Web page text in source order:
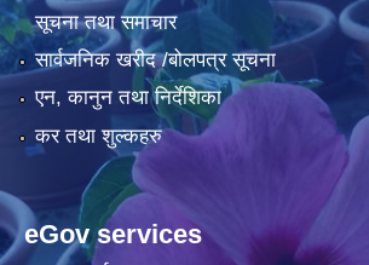
सूचना तथा समाचार
सार्वजनिक खरीद /बोलपत्र सूचना
एन, कानुन तथा निर्देशिका
कर तथा शुल्कहरु
eGov services